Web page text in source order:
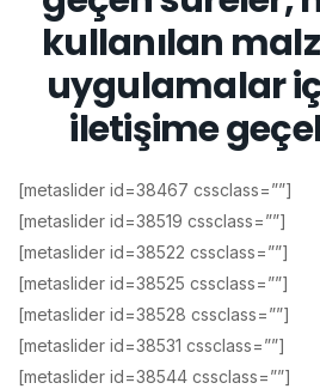
kullanılan
uygulamalar
iletişime
[metaslider id=38467 cssclass=””]
[metaslider id=38519 cssclass=””]
[metaslider id=38522 cssclass=””]
[metaslider id=38525 cssclass=””]
[metaslider id=38528 cssclass=””]
[metaslider id=38531 cssclass=””]
[metaslider id=38544 cssclass=””]